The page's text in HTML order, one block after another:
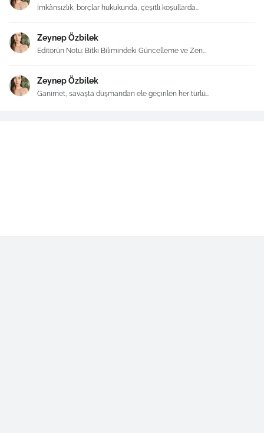
İmkânsızlık, borçlar hukukunda, çeşitli koşullarda...
Zeynep Özbilek
Editörün Notu: Bitki Bilimindeki Güncelleme ve Zen...
Zeynep Özbilek
Ganimet, savaşta düşmandan ele geçirilen her türlü...